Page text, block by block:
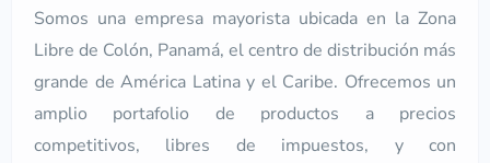
Somos una empresa mayorista ubicada en la Zona
Libre de Colón, Panamá, el centro de distribución más
grande de América Latina y el Caribe. Ofrecemos un
amplio portafolio de productos a precios
competitivos, libres de impuestos, y con